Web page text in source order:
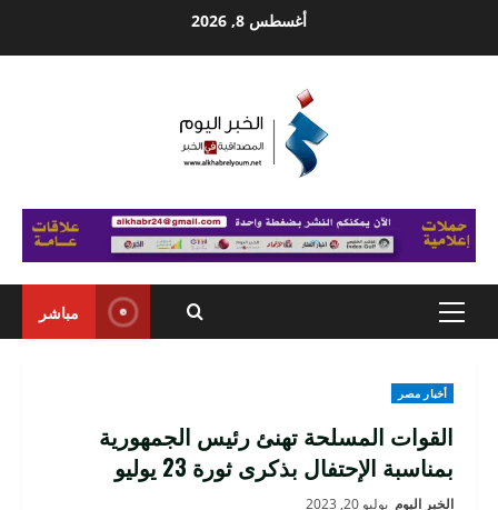
أغسطس 8, 2026
Primary
مباشر
أخبار مصر
القوات المسلحة تهنئ رئيس الجمهورية
بمناسبة الإحتفال بذكرى ثورة 23 يوليو
الخبر اليوم يوليو 20, 2023